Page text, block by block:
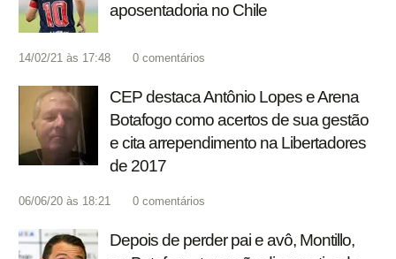
aposentadoria no Chile
14/02/21 às 17:48 0 comentários
CEP destaca Antônio Lopes e Arena
Botafogo como acertos de sua gestão
e cita arrependimento na Libertadores
de 2017
06/06/20 às 18:21 0 comentários
Depois de perder pai e avô, Montillo,